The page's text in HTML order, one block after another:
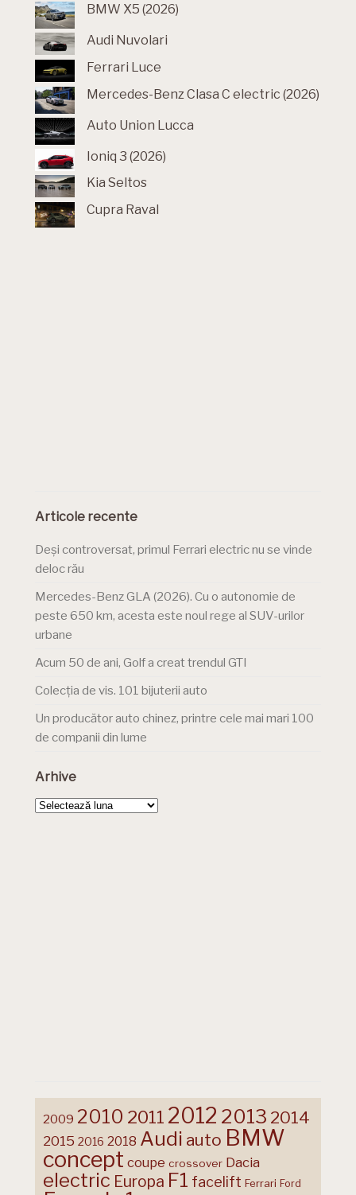
BMW X5 (2026)
Audi Nuvolari
Ferrari Luce
Mercedes-Benz Clasa C electric (2026)
Auto Union Lucca
Ioniq 3 (2026)
Kia Seltos
Cupra Raval
Articole recente
Deși controversat, primul Ferrari electric nu se vinde
deloc rău
Mercedes-Benz GLA (2026). Cu o autonomie de
peste 650 km, acesta este noul rege al SUV-urilor
urbane
Acum 50 de ani, Golf a creat trendul GTI
Colecția de vis. 101 bijuterii auto
Un producător auto chinez, printre cele mai mari 100
de companii din lume
Arhive
Arhive
2009 2010 2011 2012 2013 2014
2015 2016 2018 Audi auto BMW
concept coupe crossover Dacia
electric Europa F1 facelift Ferrari Ford